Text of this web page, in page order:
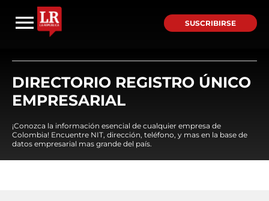
SUSCRIBIRSE
DIRECTORIO REGISTRO ÚNICO
EMPRESARIAL
¡Conozca la información esencial de cualquier empresa de
Colombia! Encuentre NIT, dirección, teléfono, y mas en la base de
datos empresarial mas grande del país.